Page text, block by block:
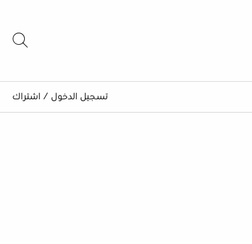
تسجيل الدخول / اشتراك